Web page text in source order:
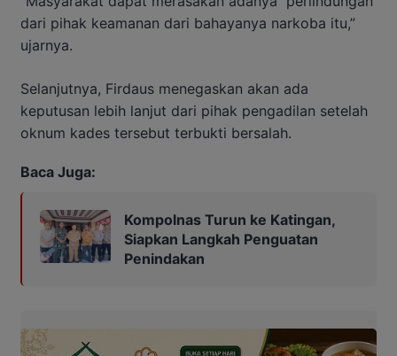
dari pihak keamanan dari bahayanya narkoba itu,”
ujarnya.
Selanjutnya, Firdaus menegaskan akan ada
keputusan lebih lanjut dari pihak pengadilan setelah
oknum kades tersebut terbukti bersalah.
Baca Juga:
Kompolnas Turun ke Katingan,
Siapkan Langkah Penguatan
Penindakan